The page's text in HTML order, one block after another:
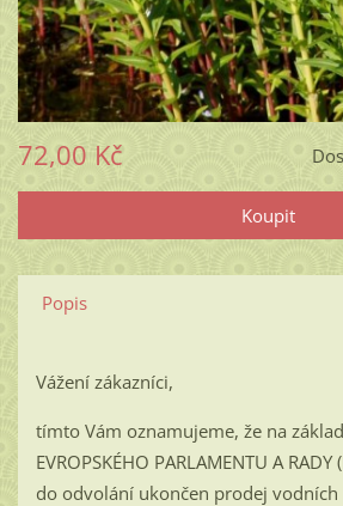
72,00 Kč
Popis
Vážení zákazníci,
tímto Vám oznamujeme, že na
EVROPSKÉHO PARLAMENTU A
do odvolání ukončen prodej vodních